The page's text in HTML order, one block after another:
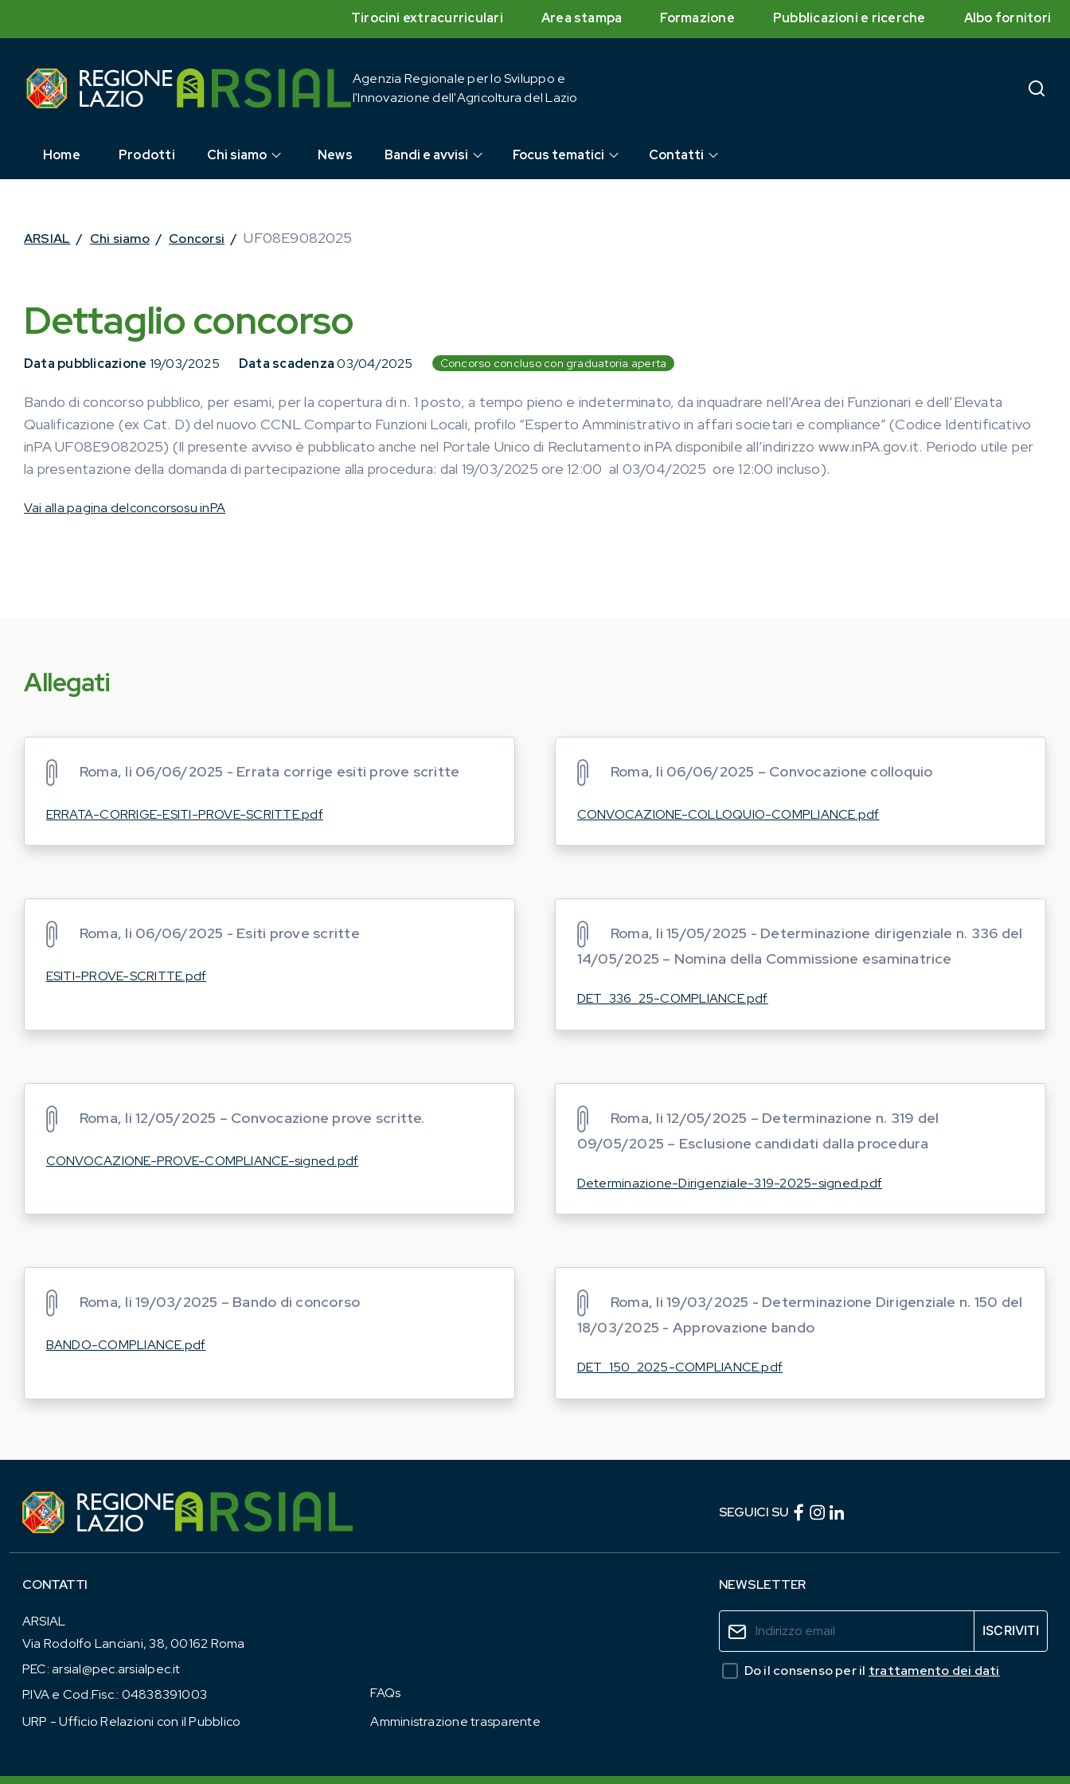
Tirocini extracurriculari Area stampa Formazione Pubblicazioni e ricerche Albo fornitori
Agenzia Regionale per lo Sviluppo e
l'Innovazione dell'Agricoltura del Lazio
Home Prodotti Chi siamo News Bandi e avvisi Focus tematici Contatti
ARSIAL / Chi siamo / Concorsi / UF08E9082025
Dettaglio concorso
Data pubblicazione 19/03/2025 Data scadenza03/04/2025 Concorso concluso con graduatoria aperta
Bando di concorso pubblico, per esami, per la copertura di n. 1 posto, a tempo pieno e indeterminato, da inquadrare nell’Area dei Funzionari e dell’Elevata
Qualificazione (ex Cat. D) del nuovo CCNL Comparto Funzioni Locali, profilo “Esperto Amministrativo in affari societari e compliance” (Codice Identificativo
inPA UF08E9082025) (Il presente avviso è pubblicato anche nel Portale Unico di Reclutamento inPA disponibile all’indirizzo www.inPA.gov.it. Periodo utile per
la presentazione della domanda di partecipazione alla procedura: dal 19/03/2025 ore 12:00 al 03/04/2025 ore 12:00 incluso).
Vai alla pagina delconcorsosu inPA
Allegati
Roma, li 06/06/2025 - Errata corrige esiti prove scritte
ERRATA-CORRIGE-ESITI-PROVE-SCRITTE.pdf
Roma, li 06/06/2025 – Convocazione colloquio
CONVOCAZIONE-COLLOQUIO-COMPLIANCE.pdf
Roma, li 06/06/2025 - Esiti prove scritte
ESITI-PROVE-SCRITTE.pdf
Roma, li 15/05/2025 - Determinazione dirigenziale n. 336 del
14/05/2025 – Nomina della Commissione esaminatrice
DET_336_25-COMPLIANCE.pdf
Roma, li 12/05/2025 – Convocazione prove scritte.
CONVOCAZIONE-PROVE-COMPLIANCE-signed.pdf
Roma, li 12/05/2025 – Determinazione n. 319 del
09/05/2025 – Esclusione candidati dalla procedura
Determinazione-Dirigenziale-319-2025-signed.pdf
Roma, li 19/03/2025 – Bando di concorso
BANDO-COMPLIANCE.pdf
Roma, li 19/03/2025 - Determinazione Dirigenziale n. 150 del
18/03/2025 - Approvazione bando
DET_150_2025-COMPLIANCE.pdf
SEGUICI SU Facebook (link esterno)
Instagram (link esterno)
CONTATTI
ARSIAL
Via Rodolfo Lanciani, 38, 00162 Roma
PEC:arsial@pec.arsialpec.it
P.IVA e Cod.Fisc.: 04838391003
URP - Ufficio Relazioni con il Pubblico
FAQs
Amministrazione trasparente
NEWSLETTER
Do il consenso per il trattamento dei dati